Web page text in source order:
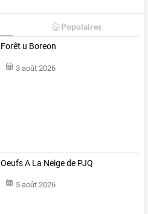
Populaires
Forêt u Boreon
3 août 2026
Oeufs A La Neige de PJQ
5 août 2026